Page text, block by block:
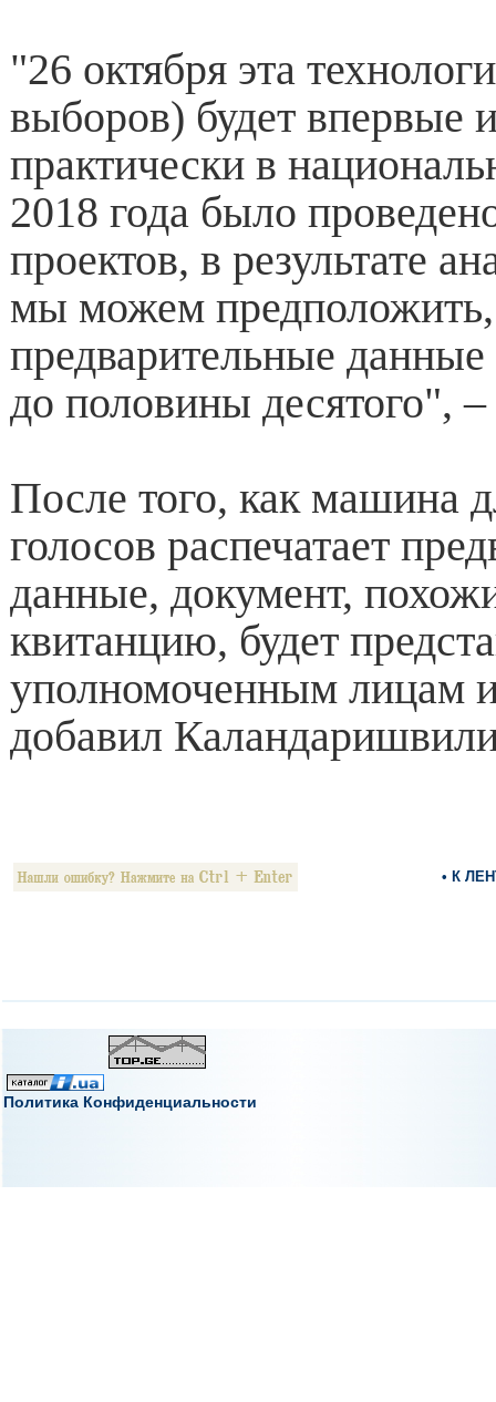
"26 октября эта
выборов) будет впервые
практически в
2018 года было
проектов, в результате
мы можем
предварительные данные
до половины десятого", –
После того, как машина
голосов распечатает
данные, документ,
квитанцию, будет
уполномоченным лицам
добавил
• К
Политика Конфиденциальности